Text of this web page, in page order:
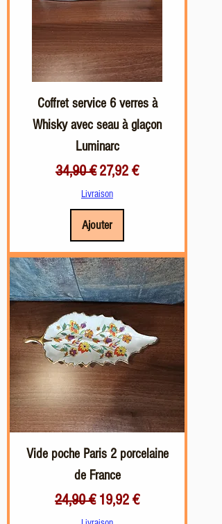
Coffret service 6 verres à
Whisky avec seau à glaçon
Luminarc
Prix original
34,90 € Prix promotionnel
27,92 €
Livraison
Ajouter
Vide poche Paris 2 porcelaine
de France
Prix original
24,90 € Prix promotionnel
19,92 €